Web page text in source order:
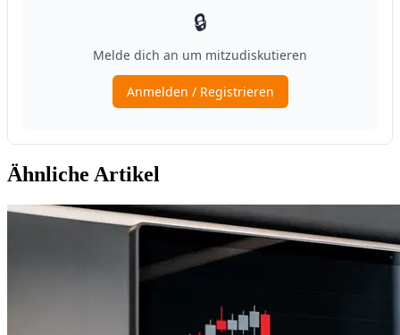
Ähnliche Artikel